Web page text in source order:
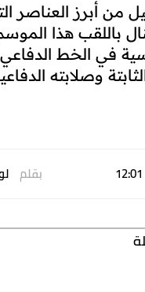
من أبرز
باللقب هذا
في الخط
وصلابته
بقلم